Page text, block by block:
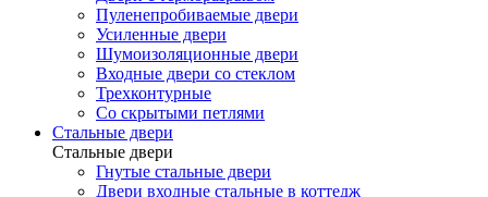
Пуленепробиваемые двери
Усиленные двери
Шумоизоляционные двери
Входные двери со стеклом
Трехконтурные
Со скрытыми петлями
Стальные двери
Стальные двери
Гнутые стальные двери
Двери входные стальные в коттедж